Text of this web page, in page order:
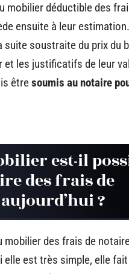
mobilier déductible des
ensuite à leur
suite soustraite du prix du
et les justificatifs de leur
êtresoumis au notaire
est-il
des frais de
?
mobilier des frais de
elle est très simple, elle